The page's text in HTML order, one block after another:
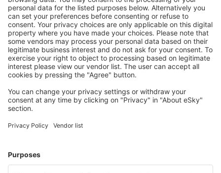
Rezervare fără griji cu opțiune gratuită de anulare.
Economiseşte mai mult
Prețuri atractive și oferte speciale pentru utilizatorii
conectați.
Alege din peste 1,3 mil. de opţiuni: hoteluri, cabane,
apartamente și altele.
Cazare în Italia - Orașe populare